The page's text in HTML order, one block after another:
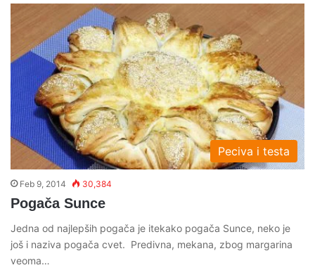
Peciva i testa
Feb 9, 2014 30,384
Pogača Sunce
Jedna od najlepših pogača je itekako pogača Sunce, neko je
još i naziva pogača cvet. Predivna, mekana, zbog margarina
veoma…